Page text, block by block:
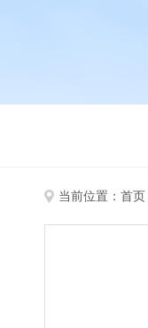
当前位置： 首页